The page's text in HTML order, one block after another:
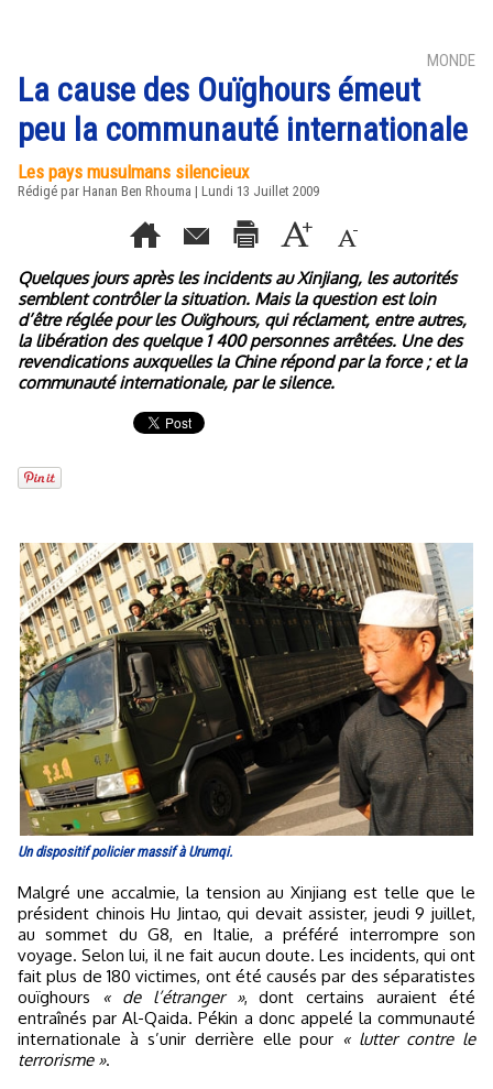
MONDE
La cause des Ouïghours émeut
peu la communauté internationale
Les pays musulmans silencieux
Rédigé par Hanan Ben Rhouma | Lundi 13 Juillet 2009
Quelques jours après les incidents au Xinjiang, les autorités
semblent contrôler la situation. Mais la question est loin
d’être réglée pour les Ouïghours, qui réclament, entre autres,
la libération des quelque 1 400 personnes arrêtées. Une des
revendications auxquelles la Chine répond par la force ; et la
communauté internationale, par le silence.
Un dispositif policier massif à Urumqi.
Malgré une accalmie, la tension au Xinjiang est telle que le
président chinois Hu Jintao, qui devait assister, jeudi 9 juillet,
au sommet du G8, en Italie, a préféré interrompre son
voyage. Selon lui, il ne fait aucun doute. Les incidents, qui ont
fait plus de 180 victimes, ont été causés par des séparatistes
ouïghours
« de l’étranger », dont certains auraient été
entraînés par Al-Qaida. Pékin a donc appelé la communauté
internationale à s’unir derrière elle pour « lutter contre le
terrorisme ».